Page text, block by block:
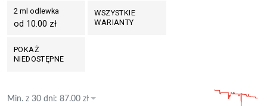
2 ml odlewka
od 10.00 zł
WSZYSTKIE
WARIANTY
POKAŻ
NIEDOSTĘPNE
Min. z 30 dni: 87.00 zł